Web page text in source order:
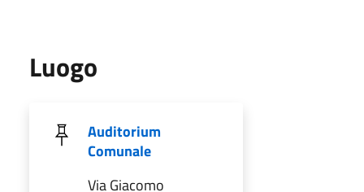
Luogo
Auditorium
Comunale
Via Giacomo